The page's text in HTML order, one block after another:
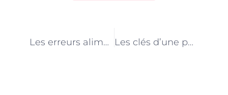
Les erreurs alimentaires courantes à éviter selon les nutritionnistes parisiens Les clés d’une perte de poids réussie avec un nutritionniste à Paris